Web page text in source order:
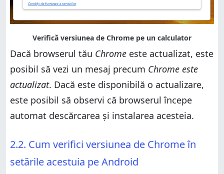
Dacă browserul tău Chrome este actualizat, este
posibil să vezi un mesaj precum Chrome este
actualizat. Dacă este disponibilă o actualizare,
este posibil să observi că browserul începe
automat descărcarea și instalarea acesteia.
2.2. Cum verifici versiunea de Chrome în
setările acestuia pe Android